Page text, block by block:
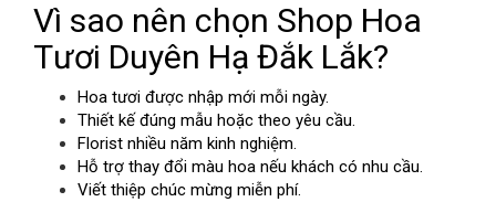
Vì sao nên chọn Shop Hoa
Tươi Duyên Hạ Đắk Lắk?
Hoa tươi được nhập mới mỗi ngày.
Thiết kế đúng mẫu hoặc theo yêu cầu.
Florist nhiều năm kinh nghiệm.
Hỗ trợ thay đổi màu hoa nếu khách có nhu cầu.
Viết thiệp chúc mừng miễn phí.